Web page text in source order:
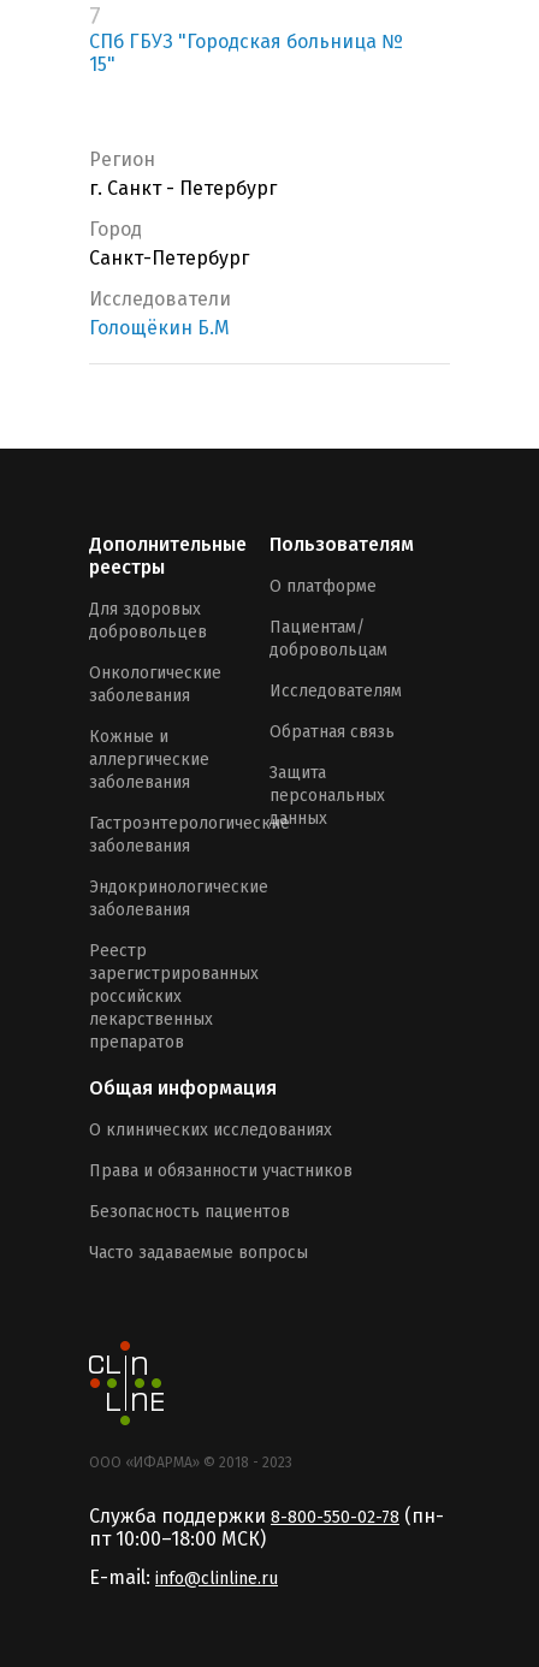
7
СПб ГБУЗ "Городская больница №
15"
Регион
г. Санкт - Петербург
Город
Санкт-Петербург
Исследователи
Голощёкин Б.М
Дополнительные
реестры
Для здоровых
добровольцев
Онкологические
заболевания
Кожные и
аллергические
заболевания
Гастроэнтерологические
заболевания
Эндокринологические
заболевания
Реестр
зарегистрированных
российских
лекарственных
препаратов
Пользователям
О платформе
Пациентам/
добровольцам
Исследователям
Обратная связь
Защита
персональных
данных
Общая информация
О клинических исследованиях
Права и обязанности участников
Безопасность пациентов
Часто задаваемые вопросы
ООО «ИФАРМА» © 2018 - 2023
Служба поддержки 8-800-550-02-78 (пн-
пт 10:00–18:00 MCК)
E-mail: info@clinline.ru